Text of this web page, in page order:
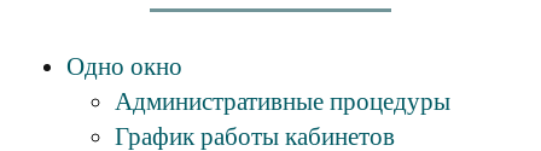
Одно окно
Административные процедуры
График работы кабинетов